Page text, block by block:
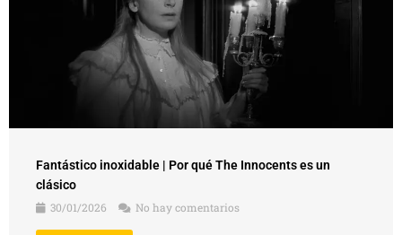
Fantástico inoxidable | Por qué The Innocents es un
clásico
30/01/2026
No hay comentarios